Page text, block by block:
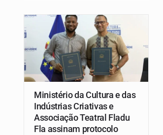
Ministério da Cultura e das
Indústrias Criativas e
Associação Teatral Fladu
Fla assinam protocolo